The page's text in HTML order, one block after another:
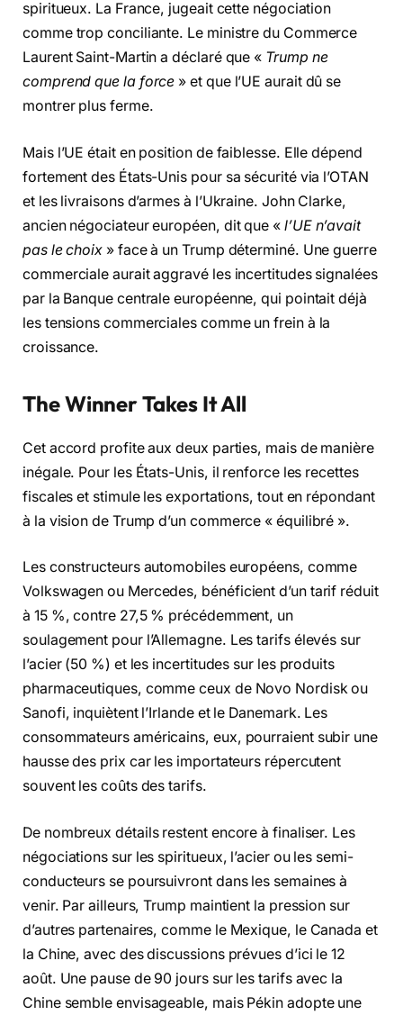
spiritueux. La France, jugeait cette négociation
comme trop conciliante. Le ministre du Commerce
Laurent Saint-Martin a déclaré que « Trump ne
comprend que la force » et que l’UE aurait dû se
montrer plus ferme.
Mais l’UE était en position de faiblesse. Elle dépend
fortement des États-Unis pour sa sécurité via l’OTAN
et les livraisons d’armes à l’Ukraine. John Clarke,
ancien négociateur européen, dit que « l’UE n’avait
pas le choix » face à un Trump déterminé. Une guerre
commerciale aurait aggravé les incertitudes signalées
par la Banque centrale européenne, qui pointait déjà
les tensions commerciales comme un frein à la
croissance.
The Winner Takes It All
Cet accord profite aux deux parties, mais de manière
inégale. Pour les États-Unis, il renforce les recettes
fiscales et stimule les exportations, tout en répondant
à la vision de Trump d’un commerce « équilibré ».
Les constructeurs automobiles européens, comme
Volkswagen ou Mercedes, bénéficient d’un tarif réduit
à 15 %, contre 27,5 % précédemment, un
soulagement pour l’Allemagne. Les tarifs élevés sur
l’acier (50 %) et les incertitudes sur les produits
pharmaceutiques, comme ceux de Novo Nordisk ou
Sanofi, inquiètent l’Irlande et le Danemark. Les
consommateurs américains, eux, pourraient subir une
hausse des prix car les importateurs répercutent
souvent les coûts des tarifs.
De nombreux détails restent encore à finaliser. Les
négociations sur les spiritueux, l’acier ou les semi-
conducteurs se poursuivront dans les semaines à
venir. Par ailleurs, Trump maintient la pression sur
d’autres partenaires, comme le Mexique, le Canada et
la Chine, avec des discussions prévues d’ici le 12
août. Une pause de 90 jours sur les tarifs avec la
Chine semble envisageable, mais Pékin adopte une